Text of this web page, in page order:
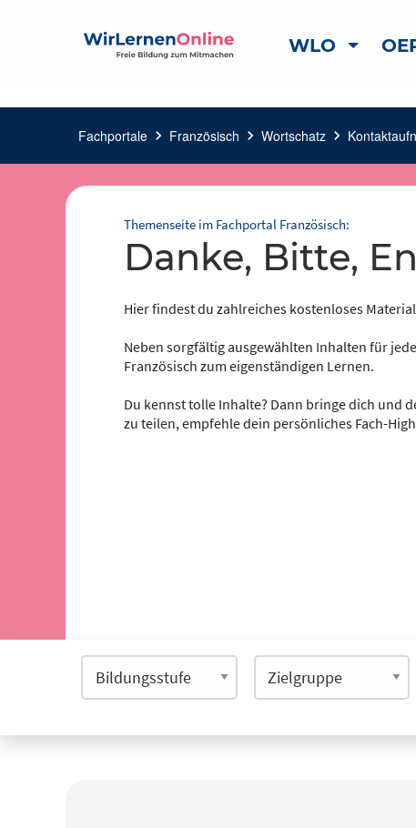
WLO
Fachportale chevron_right Französisch chevron_right Wortschatz chevron_right
Themenseite im Fachportal Französisch:
Danke, Bitte,
Hier findest du zahlreiches kostenloses
Neben sorgfältig ausgewählten Inhalten für
Französisch zum eigenständigen Lernen.
Du kennst tolle Inhalte? Dann bringe dich und
zu teilen, empfehle dein persönliches Fach-